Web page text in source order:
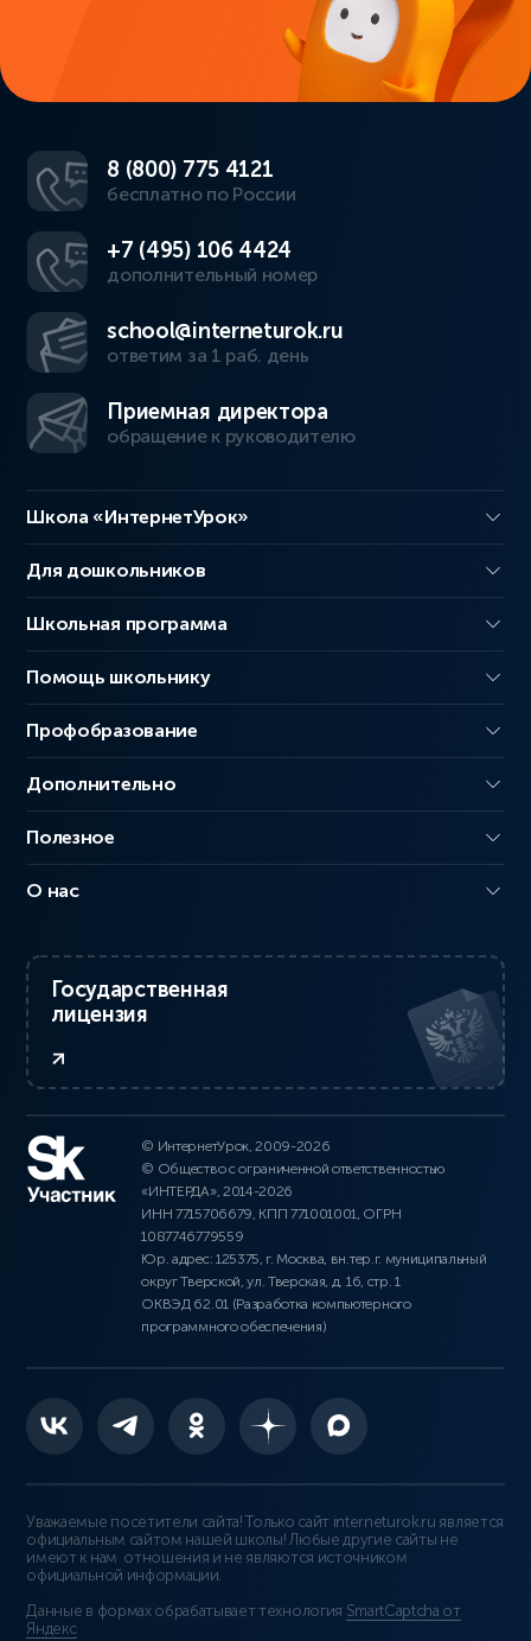
8 (800) 775 4121
бесплатно по России
+7 (495) 106 4424
дополнительный номер
school@interneturok.ru
ответим за 1 раб. день
Приемная директора
обращение к руководителю
Школа «ИнтернетУрок»
Для дошкольников
Школьная программа
Помощь школьнику
Профобразование
Дополнительно
Полезное
О нас
Государственная
лицензия
© ИнтернетУрок, 2009-2026
© Общество с ограниченной ответственностью
«ИНТЕРДА», 2014-2026
ИНН 7715706679, КПП 771001001, ОГРН
1087746779559
Юр. адрес: 125375, г. Москва, вн.тер.г. муниципальный
округ Тверской, ул. Тверская, д. 16, стр. 1
ОКВЭД 62.01 (Разработка компьютерного
программного обеспечения)
Уважаемые посетители сайта! Только сайт interneturok.ru является
официальным сайтом нашей школы! Любые другие сайты не
имеют к нам отношения и не являются источником
официальной информации.
Данные в формах обрабатывает технология SmartCaptcha от
Яндекс